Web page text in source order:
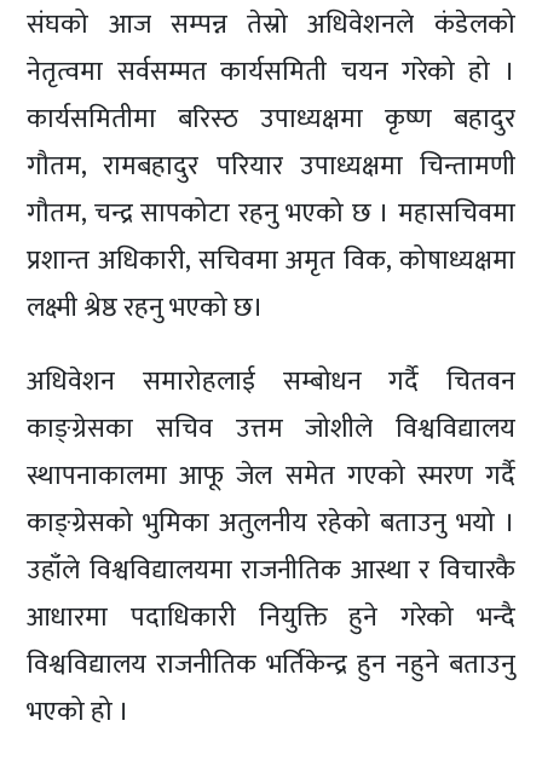
संघको आज सम्पन्न तेस्रो अधिवेशनले कंडेलको
नेतृत्वमा सर्वसम्मत कार्यसमिती चयन गरेको हो ।
कार्यसमितीमा बरिस्ठ उपाध्यक्षमा कृष्ण बहादुर
गौतम, रामबहादुर परियार उपाध्यक्षमा चिन्तामणी
गौतम, चन्द्र सापकोटा रहनु भएको छ । महासचिवमा
प्रशान्त अधिकारी, सचिवमा अमृत विक, कोषाध्यक्षमा
लक्ष्मी श्रेष्ठ रहनु भएको छ।
अधिवेशन समारोहलाई सम्बोधन गर्दै चितवन
काङ्ग्रेसका सचिव उत्तम जोशीले विश्वविद्यालय
स्थापनाकालमा आफू जेल समेत गएको स्मरण गर्दै
काङ्ग्रेसको भुमिका अतुलनीय रहेको बताउनु भयो ।
उहाँले विश्वविद्यालयमा राजनीतिक आस्था र विचारकै
आधारमा पदाधिकारी नियुक्ति हुने गरेको भन्दै
विश्वविद्यालय राजनीतिक भर्तिकेन्द्र हुन नहुने बताउनु
भएको हो ।